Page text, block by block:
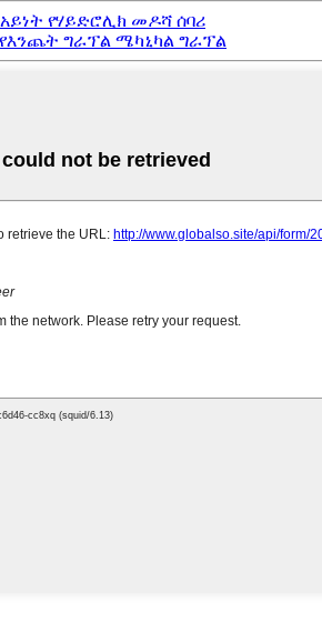
የሃይድሮሊክ መዶሻ ሰባሪ
የእንጨት ግራፕል ሜካኒካል ግራፕል